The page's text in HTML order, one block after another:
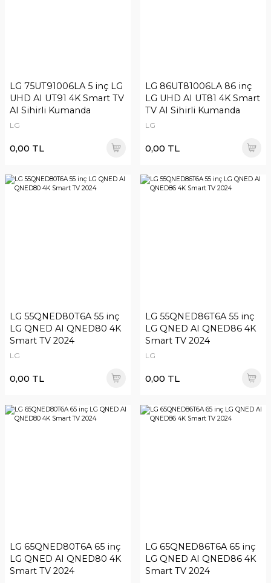
LG 75UT91006LA 5 inç LG
UHD AI UT91 4K Smart TV
AI Sihirli Kumanda
LG
0,00 TL
LG 86UT81006LA 86 inç
LG UHD AI UT81 4K Smart
TV AI Sihirli Kumanda
LG
0,00 TL
LG 55QNED80T6A 55 inç
LG QNED AI QNED80 4K
Smart TV 2024
LG
0,00 TL
LG 55QNED86T6A 55 inç
LG QNED AI QNED86 4K
Smart TV 2024
LG
0,00 TL
LG 65QNED80T6A 65 inç
LG QNED AI QNED80 4K
Smart TV 2024
LG 65QNED86T6A 65 inç
LG QNED AI QNED86 4K
Smart TV 2024